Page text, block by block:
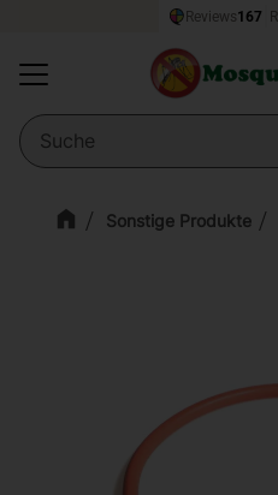
Sonstige Produkte